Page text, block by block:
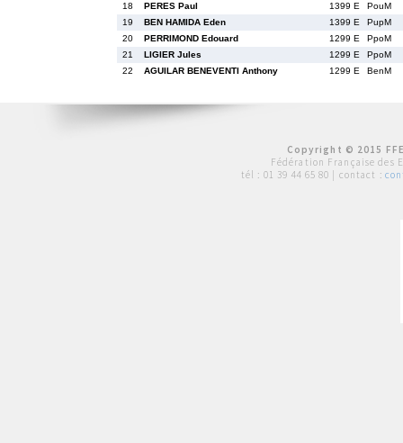
18
PERES Paul 1399 E
PouM
19
BEN HAMIDA Eden 1399 E
PupM
20
PERRIMOND Edouard 1299 E
PpoM
21
LIGIER Jules 1299 E
PpoM
22
AGUILAR BENEVENTI Anthony 1299 E BenM
Copyright © 2015
Fédération Française des
tél : 01 39 44 65 80 | contact :